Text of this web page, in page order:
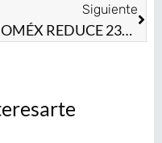
Siguiente
EDOMÉX REDUCE 23% ROBO A TRANSPORTE: SECRETARÍAS DE SEGURIDAD Y DESARROLLO ECONÓMICO REFUERZAN COORDINACIÓN CON EL SECTOR EMPRESARIAL